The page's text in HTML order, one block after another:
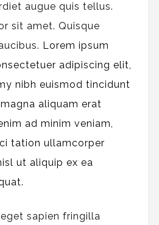
augue quis tellus.
sit amet. Quisque
Lorem ipsum
adipiscing elit,
nibh euismod tincidunt
aliquam erat
ad minim veniam,
tation ullamcorper
ut aliquip ex ea
sapien fringilla